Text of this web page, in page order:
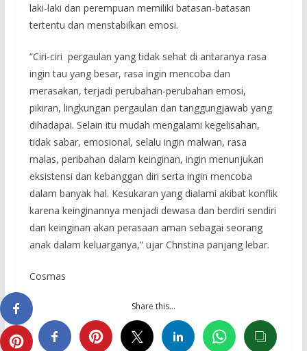
laki-laki dan perempuan memiliki batasan-batasan
tertentu dan menstabilkan emosi.
“Ciri-ciri pergaulan yang tidak sehat di antaranya rasa
ingin tau yang besar, rasa ingin mencoba dan
merasakan, terjadi perubahan-perubahan emosi,
pikiran, lingkungan pergaulan dan tanggungjawab yang
dihadapai. Selain itu mudah mengalami kegelisahan,
tidak sabar, emosional, selalu ingin malwan, rasa
malas, peribahan dalam keinginan, ingin menunjukan
eksistensi dan kebanggan diri serta ingin mencoba
dalam banyak hal. Kesukaran yang dialami akibat konflik
karena keinginannya menjadi dewasa dan berdiri sendiri
dan keinginan akan perasaan aman sebagai seorang
anak dalam keluarganya,” ujar Christina panjang lebar.
Cosmas
Share this…